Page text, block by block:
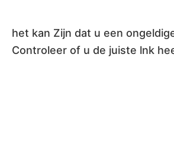
het kan Zijn dat u een
Controleer of u de juiste lnk